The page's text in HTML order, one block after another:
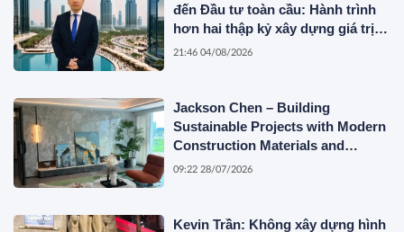
đến Đầu tư toàn cầu: Hành trình
hơn hai thập kỷ xây dựng giá trị
của một doanh nhân Việt tại Úc
21:46 04/08/2026
Jackson Chen – Building
Sustainable Projects with Modern
Construction Materials and
Innovative Container Solutions
09:22 28/07/2026
Kevin Trần: Không xây dựng hình